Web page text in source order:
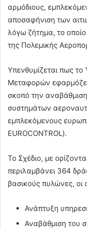
αρμόδιους,
αποσαφήνιση των
λόγω ζήτημα, το
της Πολεμικής
Υπενθυμίζεται πως
Μεταφορών
σκοπό την
συστημάτων
εμπλεκόμενους
EUROCONTROL).
Το Σχέδιο, με
περιλαμβάνει 364
βασικούς πυλώνες,
Ανάπτυξη
Αναβάθμιση του